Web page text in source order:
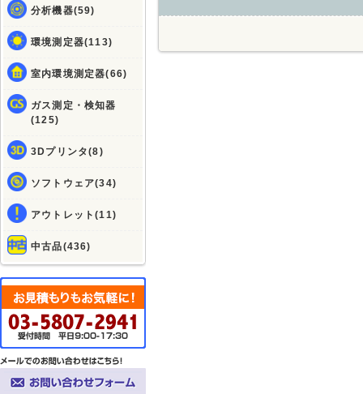
分析機器(59)
環境測定器(113)
室内環境測定器(66)
ガス測定・検知器
(125)
3Dプリンタ(8)
ソフトウェア(34)
アウトレット(11)
中古品(436)